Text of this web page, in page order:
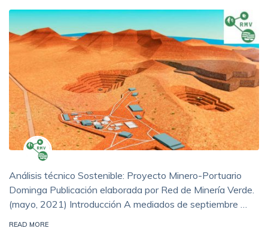
Análisis técnico Sostenible: Proyecto Minero-Portuario
Dominga Publicación elaborada por Red de Minería Verde.
(mayo, 2021) Introducción A mediados de septiembre …
READ MORE